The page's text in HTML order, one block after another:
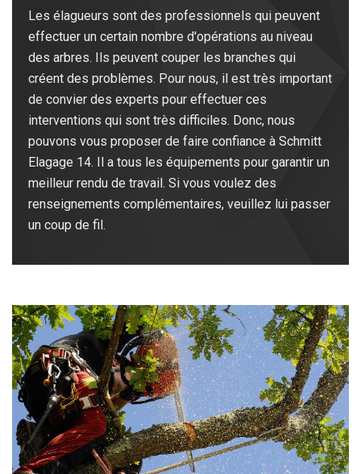
Les élagueurs sont des professionnels qui peuvent
effectuer un certain nombre d'opérations au niveau
des arbres. Ils peuvent couper les branches qui
créent des problèmes. Pour nous, il est très important
de convier des experts pour effectuer ces
interventions qui sont très difficiles. Donc, nous
pouvons vous proposer de faire confiance à Schmitt
Elagage 14. Il a tous les équipements pour garantir un
meilleur rendu de travail. Si vous voulez des
renseignements complémentaires, veuillez lui passer
un coup de fil.